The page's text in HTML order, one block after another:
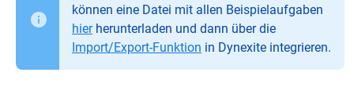
können eine Datei mit allen Beispielaufgaben
hierherunterladen und dann über die
Import/Export-Funktion in Dynexite integrieren.